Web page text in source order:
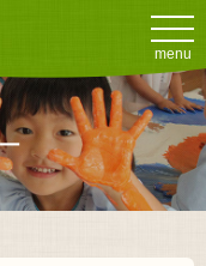
menu